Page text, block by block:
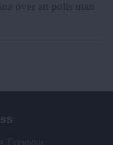
över att polis utan